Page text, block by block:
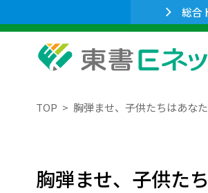
総合
TOP 胸弾ませ、子供たちはあな
胸弾ませ、子供た